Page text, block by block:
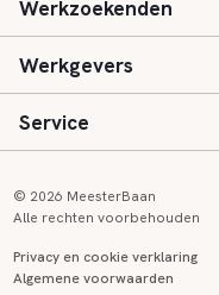
Basisonderwijs
Speciaal (basis) onderwijs
Voortgezet onderwijs
Werkzoekenden
Aanmelden
Vacatures
Werkgevers
Inloggen
Service
© 2026 MeesterBaan
Alle rechten voorbehouden
Privacy en cookie verklaring
Algemene voorwaarden